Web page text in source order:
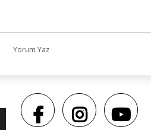
Yorum Yaz